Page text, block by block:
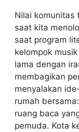
Nilai komunitas
saat kita
saat program
kelompok
lama dengan
membagikan
menyalakan
rumah
ruang baca
pemuda. Kota